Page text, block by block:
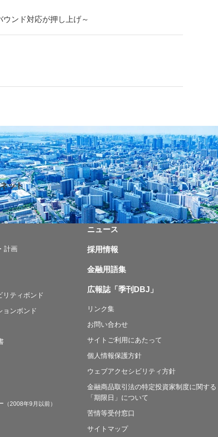
ンド対応が押し上げ～
ット
計画
リティボンド
ョンボンド
（2008年9月以前）
ニュース
採用情報
金融用語集
広報誌「季刊DBJ」
リンク集
お問い合わせ
サイトご利用にあたって
個人情報保護方針
ウェブアクセシビリティ方針
金融商品取引法の特定投資家制度に関する
「期限日」について
苦情等受付窓口
サイトマップ